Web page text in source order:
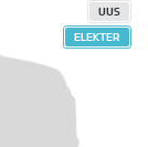
UUS
ELEKTER